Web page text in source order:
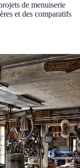
de menuiserie
et des comparatifs